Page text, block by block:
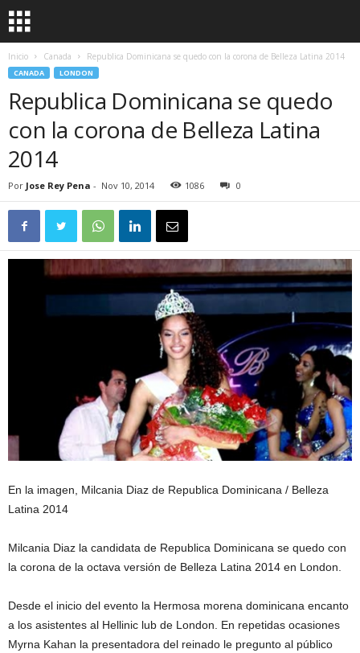
Inicio Canada Republica Dominicana se quedo con la corona de Belleza Latina 2014
CANADA LONDON
Republica Dominicana se quedo
con la corona de Belleza Latina
2014
Por Jose Rey Pena - Nov 10, 2014 1086 0
En la imagen, Milcania Diaz de Republica Dominicana / Belleza
Latina 2014
Milcania Diaz la candidata de Republica Dominicana se quedo con
la corona de la octava versión de Belleza Latina 2014 en London.
Desde el inicio del evento la Hermosa morena dominicana encanto
a los asistentes al Hellinic lub de London. En repetidas ocasiones
Myrna Kahan la presentadora del reinado le pregunto al público